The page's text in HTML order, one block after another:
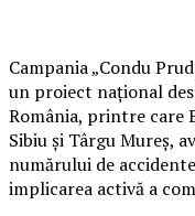
Campania „Condu
un proiect național
România, printre care
Sibiu și Târgu Mureș,
numărului de
implicarea activă a